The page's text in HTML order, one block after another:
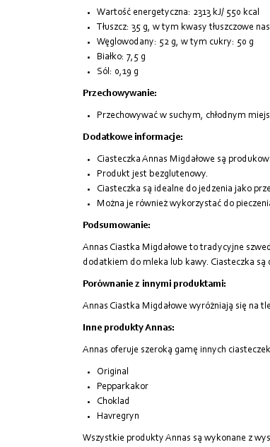
Wartość energetyczna: 2313 kJ/ 550 kcal
Tłuszcz: 35 g, w tym kwasy tłuszczowe
Węglowodany: 52 g, w tym cukry: 50 g
Białko: 7,5 g
Sól: 0,19 g
Przechowywanie:
Przechowywać w suchym, chłodnym
Dodatkowe informacje:
Ciasteczka Annas Migdałowe są
Produkt jest bezglutenowy.
Ciasteczka są idealne do jedzenia jako
Można je również wykorzystać do
Podsumowanie:
Annas Ciastka Migdałowe to tradycyjne
dodatkiem do mleka lub kawy. Ciasteczka są
Porównanie z innymi produktami:
Annas Ciastka Migdałowe wyróżniają się na
Inne produkty Annas:
Annas oferuje szeroką gamę innych
Original
Pepparkakor
Choklad
Havregryn
Wszystkie produkty Annas są wykonane z